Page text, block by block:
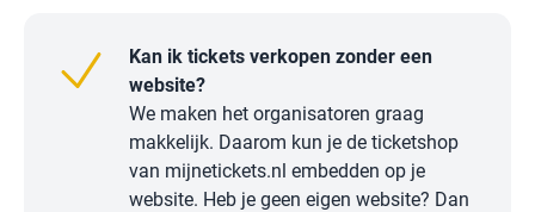
Kan ik tickets verkopen zonder een
website?
We maken het organisatoren graag
makkelijk. Daarom kun je de ticketshop
van mijnetickets.nl embedden op je
website. Heb je geen eigen website? Dan